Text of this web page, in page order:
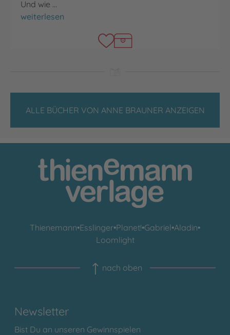
Und wie …
Die Schnecke
weiterlesen
ALLE BÜCHER VON ANNE BRAUNER ANZEIGEN
Thienemann•Esslinger•Planet!•Gabriel•Aladin•
Loomlight
nach oben
Newsletter
Bist Du an unseren Gewinnspielen